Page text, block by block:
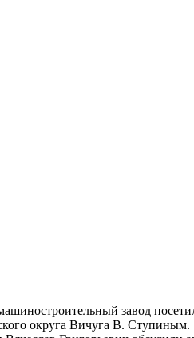
завод
округа Вичуга В. Ступиным.